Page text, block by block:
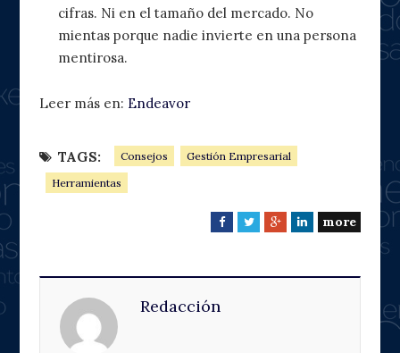
cifras. Ni en el tamaño del mercado. No
mientas porque nadie invierte en una persona
mentirosa.
Leer más en: Endeavor
TAGS: Consejos
Gestión Empresarial
Herramientas
F
T
G
L
more
Redacción